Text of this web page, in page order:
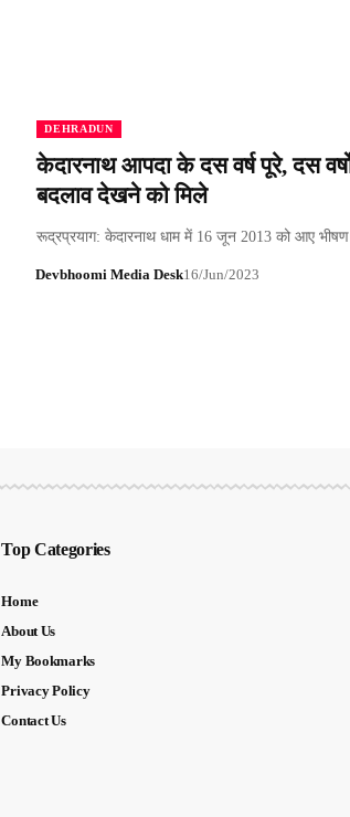
DEHRADUN
केदारनाथ आपदा के दस वर्ष पूरे, दस
बदलाव देखने को मिले
रूद्रप्रयाग: केदारनाथ धाम में 16 जून 2013 को आए
Devbhoomi Media Desk16/Jun/2023
Top Categories
Home
About Us
My Bookmarks
Privacy Policy
Contact Us